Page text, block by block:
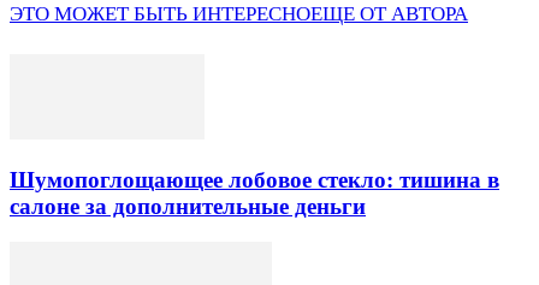
ЭТО МОЖЕТ БЫТЬ ИНТЕРЕСНОЕЩЕ ОТ АВТОРА
Шумопоглощающее лобовое стекло: тишина в
салоне за дополнительные деньги